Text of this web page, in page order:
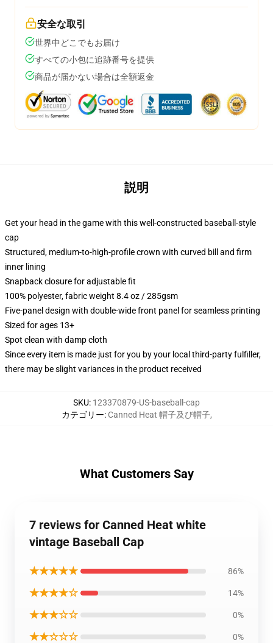
安全な取引
世界中どこでもお届け
すべての小包に追跡番号を提供
商品が届かない場合は全額返金
説明
Get your head in the game with this well-constructed baseball-style
cap
Structured, medium-to-high-profile crown with curved bill and firm
inner lining
Snapback closure for adjustable fit
100% polyester, fabric weight 8.4 oz / 285gsm
Five-panel design with double-wide front panel for seamless printing
Sized for ages 13+
Spot clean with damp cloth
Since every item is made just for you by your local third-party fulfiller,
there may be slight variances in the product received
SKU: 123370879-US-baseball-cap
カテゴリー: Canned Heat 帽子及び帽子,
What Customers Say
7 reviews for Canned Heat white
vintage Baseball Cap
★★★★★ 86%
★★★★☆ 14%
★★★☆☆ 0%
★★☆☆☆ 0%